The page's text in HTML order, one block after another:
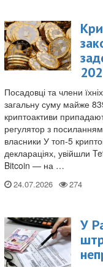
Посадовці та члени
загальну суму майже
криптоактиви
регулятор з
власники У топ-5
деклараціях, увійшли
Bitcoin — на …
24.07.2026
У